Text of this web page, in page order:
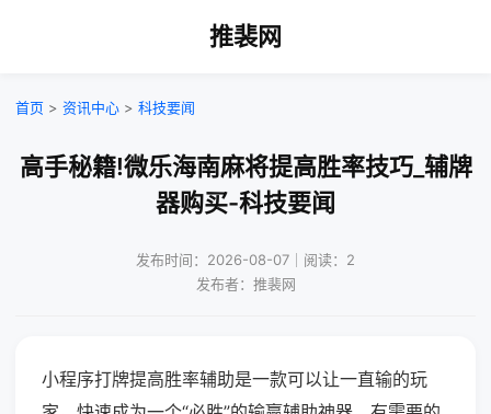
推裴网
首页 > 资讯中心 > 科技要闻
高手秘籍!微乐海南麻将提高胜率技巧_辅牌
器购买-科技要闻
发布时间：2026-08-07｜阅读：2
发布者：推裴网
小程序打牌提高胜率辅助是一款可以让一直输的玩